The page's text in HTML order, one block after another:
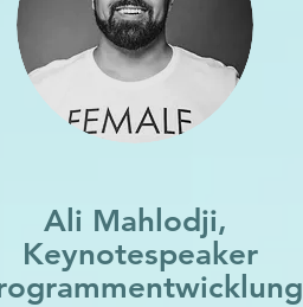
Ali Mahlodji,
Keynotespeaker